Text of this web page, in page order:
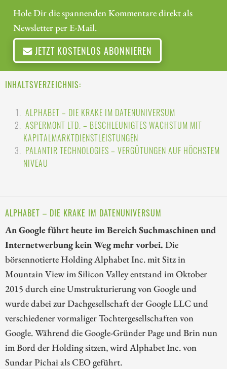
Hole Dir die spannenden Kommentare direkt als
Newsletter per E-Mail.
JETZT KOSTENLOS ABONNIEREN
INHALTSVERZEICHNIS:
ALPHABET – DIE KRAKE IM DATENUNIVERSUM
ASPERMONT LTD. – BESCHLEUNIGTES WACHSTUM MIT
KAPITALMARKTDIENSTLEISTUNGEN
PALANTIR TECHNOLOGIES – VERGÜTUNGEN AUF HÖCHSTEM
NIVEAU
ALPHABET – DIE KRAKE IM DATENUNIVERSUM
An Google führt heute im Bereich Suchmaschinen und
Internetwerbung kein Weg mehr vorbei. Die
börsennotierte Holding Alphabet Inc. mit Sitz in
Mountain View im Silicon Valley entstand im Oktober
2015 durch eine Umstrukturierung von Google und
wurde dabei zur Dachgesellschaft der Google LLC und
verschiedener vormaliger Tochtergesellschaften von
Google. Während die Google-Gründer Page und Brin nun
im Bord der Holding sitzen, wird Alphabet Inc. von
Sundar Pichai als CEO geführt.